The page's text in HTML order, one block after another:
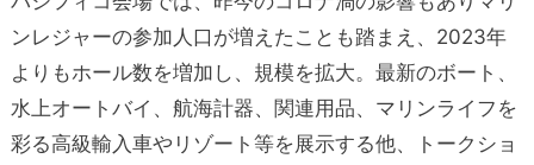
ンレジャーの参加人口が増えたことも踏まえ、2023年
よりもホール数を増加し、規模を拡大。最新のボート、
水上オートバイ、航海計器、関連用品、マリンライフを
彩る高級輸入車やリゾート等を展示する他、トークショ